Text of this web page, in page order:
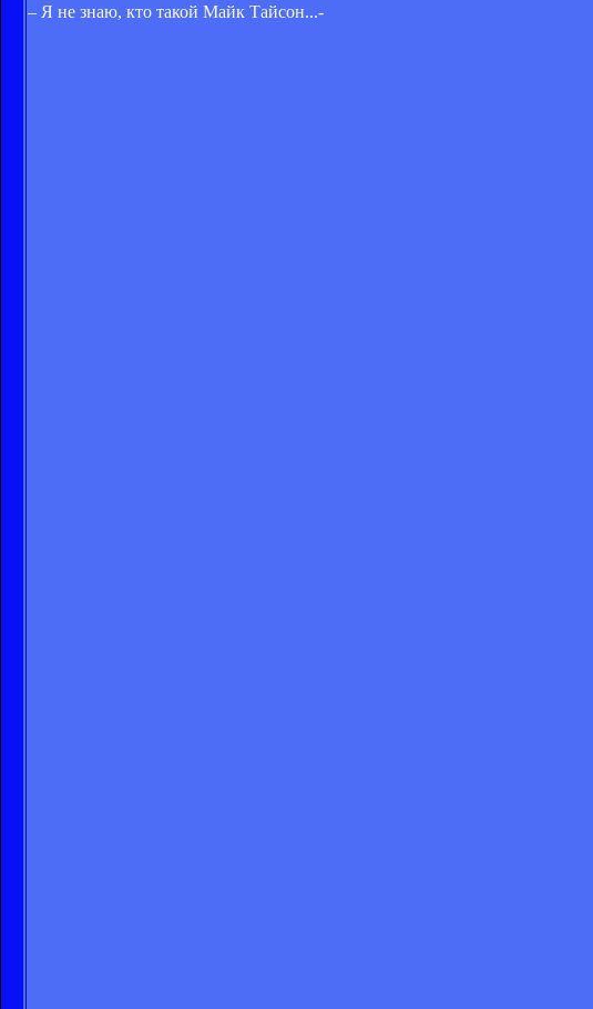
– Я не знаю, кто такой Майк Тайсон...-